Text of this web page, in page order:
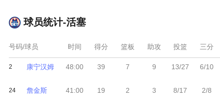
球员统计-活塞
号码/球员
2 康宁汉姆
24 詹金斯
时间
48:00
41:00
得分
39
19
篮板
7
2
助攻
9
3
投篮
13/27
8/17
三分
6/10
2/8